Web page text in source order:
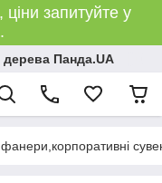
ціни запитуйте у
дерева Панда.UA